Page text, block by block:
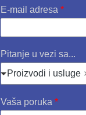
E-mail adresa *
Pitanje u vezi sa...
Proizvodi i usluge
Vaša poruka *